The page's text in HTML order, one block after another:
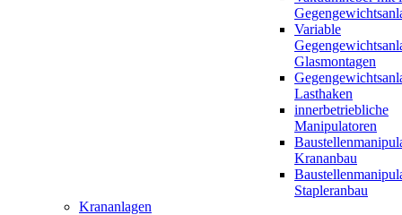
Variable
Glasmontagen
Lasthaken
innerbetriebliche
Manipulatoren
Krananbau
Stapleranbau
Krananlagen